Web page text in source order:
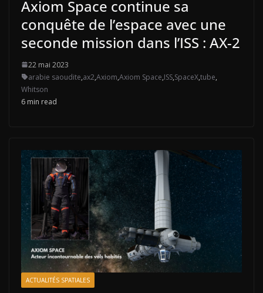
Axiom Space continue sa
conquête de l’espace avec une
seconde mission dans l’ISS : AX-2
22 mai 2023
arabie saoudite,ax2,Axiom,Axiom Space,ISS,SpaceX,tube,
Whitson
6 min read
ACTUALITÉS SPATIALES